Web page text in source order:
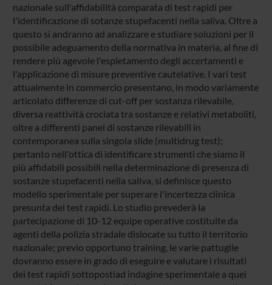
nazionale sull'affidabilità comparata di test rapidi per
l'identificazione di sotanze stupefacenti nella saliva. Oltre a
questo si andranno ad analizzare e studiare soluzioni per il
possibile adeguamento della normativa in materia, al fine di
rendere più agevole l'espletamento degli accertamenti e
l'applicazione di misure preventive cautelative. I vari test
attualmente in commercio presentano, in modo variamente
articolato differenze di cut-off per sostanza rilevabile,
diversa reattività crociata tra sostanze e relativi metaboliti,
oltre a differenti panel di sostanze rilevabili in
contemporanea sulla singola slide (multidrug test);
pertanto nell'ottica di identificare strumenti che siamo il
più affidabili possibili nella determinazione di presenza di
sostanze stupefacenti nella saliva, si definisce questo
modello sperimentale per superare l'incertezza clinica
presunta dei test rapidi. Lo studio prevederà la
partecipazione di 10-12 equipe operative costituite da
agenti della polizia stradale dislocate su tutto il territorio
nazionale; previo opportuno training, le varie pattuglie
dovranno essere in grado di eseguire e valutare i risultati
dei test rapidi sottopostiad indagine sperimentale a quei